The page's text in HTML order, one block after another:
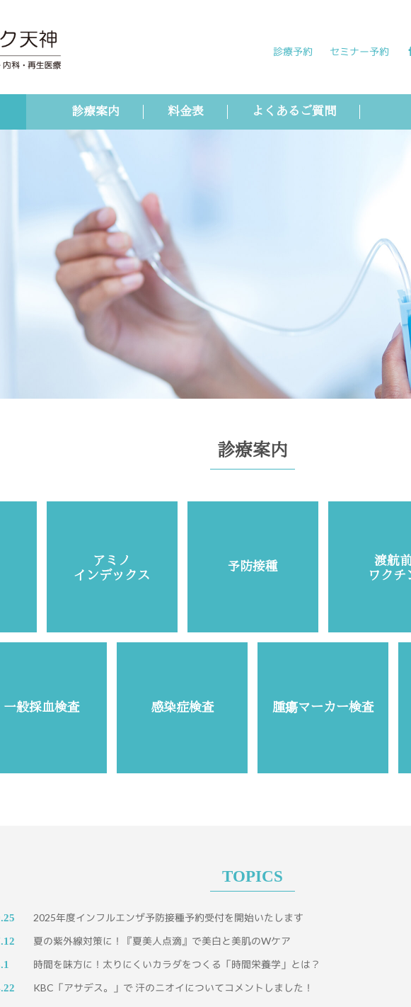
診療予約
セミナー予約
診療案内 料金表 よくあるご質問
診療案内
アミノ
インデックス
予防接種
渡航
ワクチ
一般採血検査 感染症検査 腫瘍マーカー検査
TOPICS
2025年度インフルエンザ予防接種予約受付を開始いたします
夏の紫外線対策に！『夏美人点滴』で美白と美肌のWケア
時間を味方に！太りにくいカラダをつくる「時間栄養学」とは？
KBC「アサデス。」で 汗のニオイについてコメントしました！